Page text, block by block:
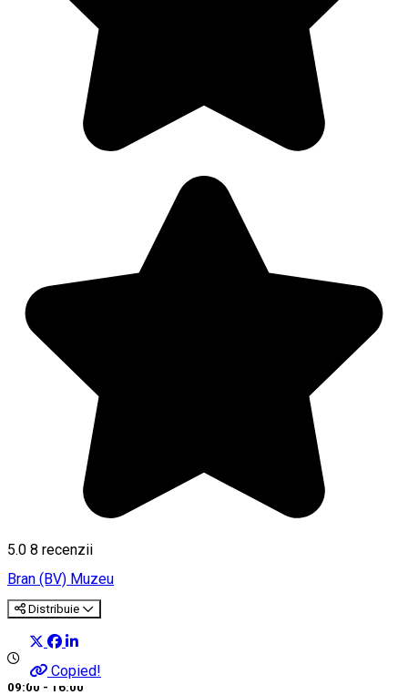
5.0 8 recenzii
Bran (BV) Muzeu
Distribuie
Copied!
09:00 - 16:00